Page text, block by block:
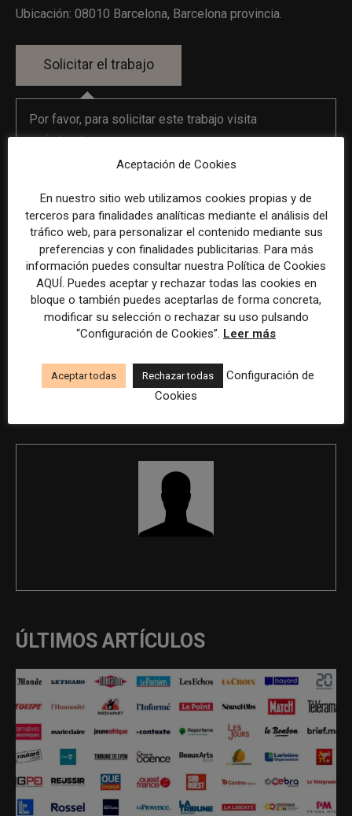
Ubicación: 08010 Barcelona, Barcelona provincia.
Por favor, para solicitar este trabajo visita
es.indeed.com.
La selección y el tratamiento de la información de estas
ofertas se ha realizado con la asistencia de herramientas
de inteligencia artificial, siempre bajo supervisión
humana.
Técnico/a de redes sociales
Responsable de publicaciones
corporativas en Louis Dreyfus
ÚLTIMOS ARTÍCULOS
Aceptación de Cookies
En nuestro sitio web utilizamos cookies propias y de
terceros para finalidades analíticas mediante el análisis del
tráfico web, para personalizar el contenido mediante sus
preferencias y con finalidades publicitarias. Para más
información puedes consultar nuestra Política de Cookies
AQUÍ. Puedes aceptar y rechazar todas las cookies en
bloque o también puedes aceptarlas de forma concreta,
modificar su selección o rechazar su uso pulsando
“Configuración de Cookies”. Leer más
Aceptar todas Rechazar todas
Configuración de
Cookies